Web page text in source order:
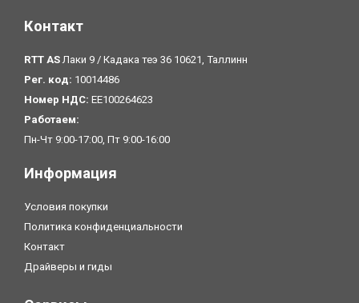
Контакт
RTT AS Лаки 9 / Кадака теэ 36 10621, Таллинн
Рег. код: 10014486
Номер НДС: EE100264623
Pаботаем:
Пн-Чт 9:00-17:00, Пт 9:00-16:00
Информация
Условия покупки
Политика конфиденциальности
Контакт
Драйверы и гиды